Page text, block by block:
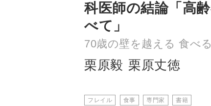
科医師の結論「高
べて」
70歳の壁を越える 食べ
栗原毅 栗原丈徳
フレイル 食事 専門家 書籍